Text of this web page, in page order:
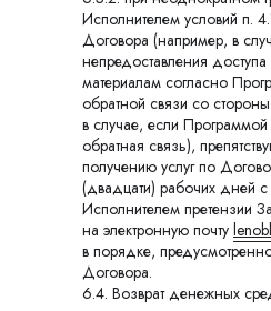
Исполнителем условий п.
Договора (например, в
непредоставления
материалам согласно
обратной связи со
в случае, если
обратная связь),
получению услуг по
(двадцати) рабочих дней
Исполнителем претензии
на электронную почту
в порядке,
Договора.
6.4. Возврат денежных